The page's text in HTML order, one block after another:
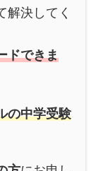
解決してく
ドできま
の中学受験